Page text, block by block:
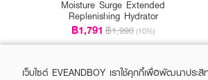
Moisture Surge Extended
Replenishing Hydrator
฿1,791 ฿1,990 (10%)
เว็บไซต์ EVEANDBOY เราใช้คุกกี้เพื่อพัฒนาปร